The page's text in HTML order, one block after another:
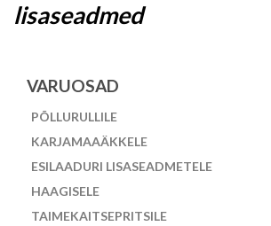
lisaseadmed
VARUOSAD
PÕLLURULLILE
KARJAMAAÄKKELE
ESILAADURI LISASEADMETELE
HAAGISELE
TAIMEKAITSEPRITSILE